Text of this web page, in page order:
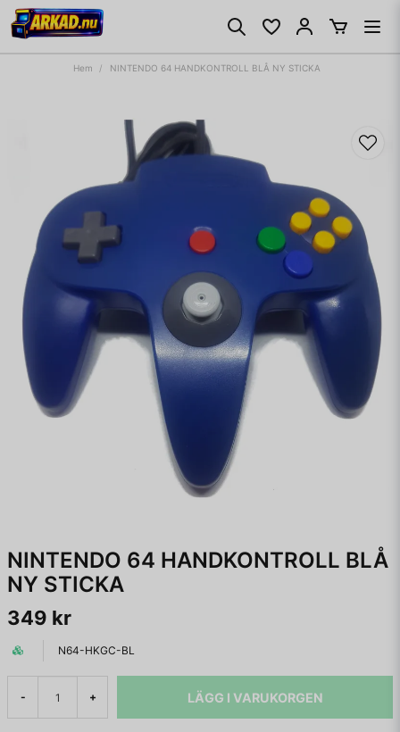
Hem NINTENDO 64 HANDKONTROLL BLÅ NY STICKA
NINTENDO 64 HANDKONTROLL BLÅ
NY STICKA
349 kr
N64-HKGC-BL
- + LÄGG I VARUKORGEN